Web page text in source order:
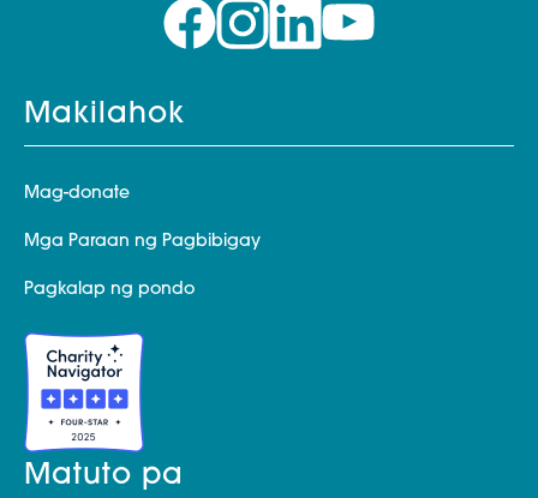
Makilahok
Mag-donate
Mga Paraan ng Pagbibigay
Pagkalap ng pondo
Matuto pa